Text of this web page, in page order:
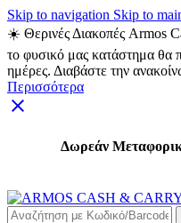
Skip to navigation Skip to
☀️ Θερινές Διακοπές Armos
το φυσικό μας κατάστημα θα
ημέρες. Διαβάστε την
Περισσότερα
Δωρεάν